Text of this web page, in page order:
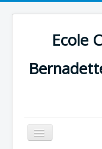
Ecole
Basculer
la